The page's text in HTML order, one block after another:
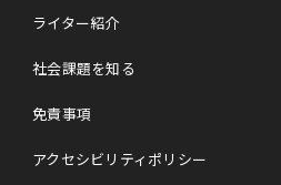
ライター紹介
社会課題を知る
免責事項
アクセシビリティポリシー